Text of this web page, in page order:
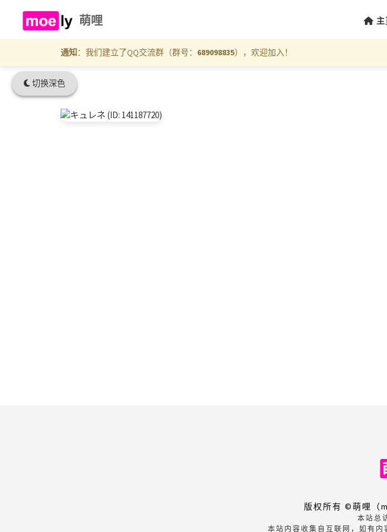
切换深色
萌哩 主
通知：我们建立了QQ交流群（群号： 689098835），欢迎加入！
版权所有 ©萌哩（
本站总
本站内容收集自互联网，如有内